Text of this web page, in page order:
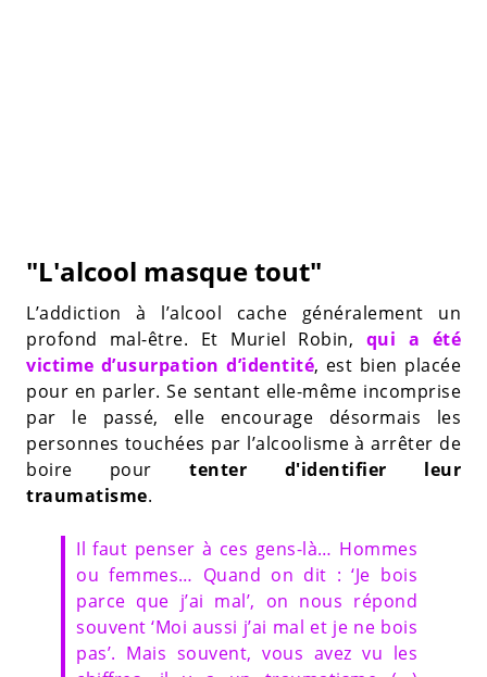
"L'alcool masque tout"
L’addiction à l’alcool cache généralement un
profond mal-être. Et Muriel Robin, qui a été
victime d’usurpation d’identité, est bien placée
pour en parler. Se sentant elle-même incomprise
par le passé, elle encourage désormais les
personnes touchées par l’alcoolisme à arrêter de
boire pourtenter d'identifier leur
traumatisme.
Il faut penser à ces gens-là… Hommes
ou femmes… Quand on dit : ‘Je bois
parce que j’ai mal’, on nous répond
souvent ‘Moi aussi j’ai mal et je ne bois
pas’. Mais souvent, vous avez vu les